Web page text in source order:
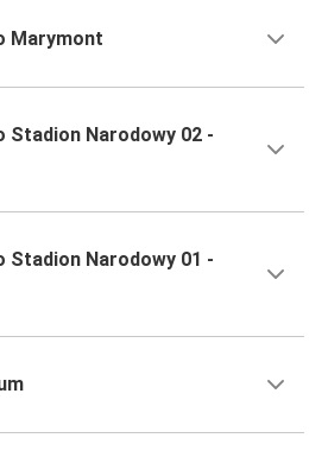
Marymont
Stadion Narodowy 02 -
Stadion Narodowy 01 -